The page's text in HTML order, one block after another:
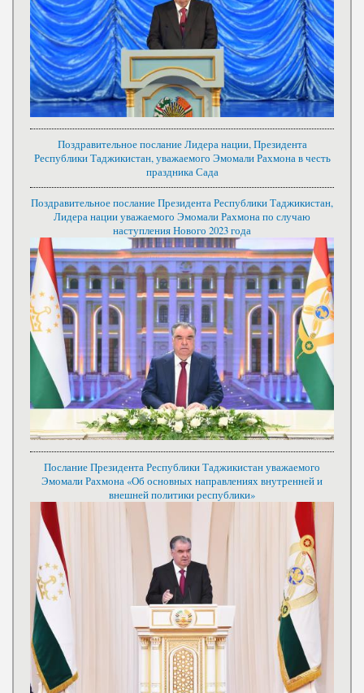
Поздравительное послание Лидера нации, Президента
Республики Таджикистан, уважаемого Эмомали Рахмона в честь
праздника Сада
Поздравительное послание Президента Республики Таджикистан,
Лидера нации уважаемого Эмомали Рахмона по случаю
наступления Нового 2023 года
Послание Президента Республики Таджикистан уважаемого
Эмомали Рахмона «Об основных направлениях внутренней и
внешней политики республики»